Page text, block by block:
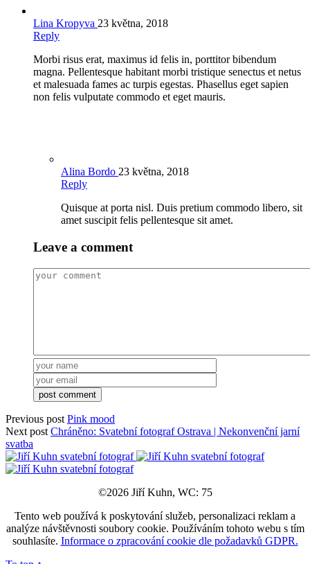
Lina Kropyva 23 května, 2018
Reply
Morbi risus erat, maximus id felis in, porttitor bibendum
magna. Pellentesque habitant morbi tristique senectus et netus
et malesuada fames ac turpis egestas. Phasellus eget sapien
non felis vulputate commodo et eget mauris.
Alina Bordo 23 května, 2018
Reply
Quisque at porta nisl. Duis pretium commodo libero, sit
amet suscipit felis pellentesque sit amet.
Leave a comment
Previous post Pink mood
Next post Chráněno: Svatební fotograf Ostrava | Nekonvenční jarní
svatba
©2026 Jiří Kuhn, WC: 75
Tento web používá k poskytování služeb, personalizaci reklam a
analýze návštěvnosti soubory cookie. Používáním tohoto webu s tím
souhlasíte. Informace o zpracování cookie dle požadavků GDPR.